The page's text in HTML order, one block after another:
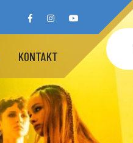
KONTAKT